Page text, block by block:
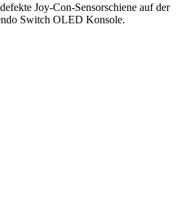
Joy-Con-Sensorschiene auf der
Switch OLED Konsole.